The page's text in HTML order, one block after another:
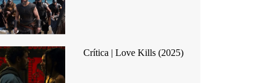
Crítica | Love Kills (2025)